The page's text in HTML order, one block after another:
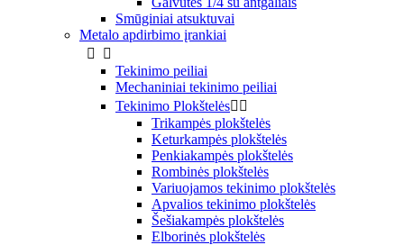
Smūginiai atsuktuvai
Metalo apdirbimo įrankiai


Tekinimo peiliai
Mechaniniai tekinimo peiliai
Tekinimo Plokštelės 
Trikampės plokštelės
Keturkampės plokštelės
Penkiakampės plokštelės
Rombinės plokštelės
Variuojamos tekinimo plokštelės
Apvalios tekinimo plokštelės
Šešiakampės plokštelės
Elborinės plokštelės